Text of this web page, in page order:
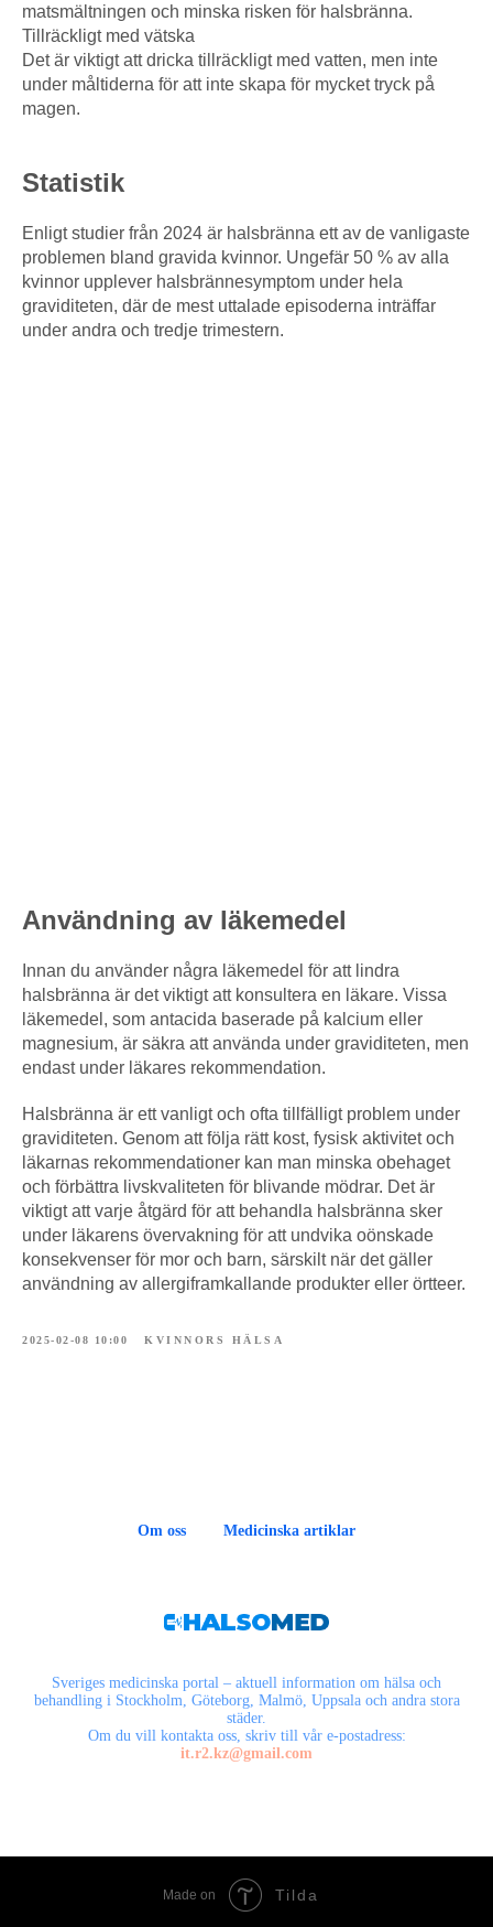
matsmältningen och minska risken för halsbränna.
Tillräckligt med vätska
Det är viktigt att dricka tillräckligt med vatten, men inte
under måltiderna för att inte skapa för mycket tryck på
magen.
Statistik
Enligt studier från 2024 är halsbränna ett av de vanligaste
problemen bland gravida kvinnor. Ungefär 50 % av alla
kvinnor upplever halsbrännesymptom under hela
graviditeten, där de mest uttalade episoderna inträffar
under andra och tredje trimestern.
Användning av läkemedel
Innan du använder några läkemedel för att lindra
halsbränna är det viktigt att konsultera en läkare. Vissa
läkemedel, som antacida baserade på kalcium eller
magnesium, är säkra att använda under graviditeten, men
endast under läkares rekommendation.
Halsbränna är ett vanligt och ofta tillfälligt problem under
graviditeten. Genom att följa rätt kost, fysisk aktivitet och
läkarnas rekommendationer kan man minska obehaget
och förbättra livskvaliteten för blivande mödrar. Det är
viktigt att varje åtgärd för att behandla halsbränna sker
under läkarens övervakning för att undvika oönskade
konsekvenser för mor och barn, särskilt när det gäller
användning av allergiframkallande produkter eller örtteer.
2025-02-08 10:00 KVINNORS HÄLSA
Om oss Medicinska artiklar
Sveriges medicinska portal – aktuell information om hälsa och
behandling i Stockholm, Göteborg, Malmö, Uppsala och andra stora
städer.
Om du vill kontakta oss, skriv till vår e-postadress:
it.r2.kz@gmail.com
Made on Tilda